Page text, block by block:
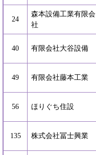
24
森本設備工業有限会
社
40 有限会社大谷設備
49 有限会社藤本工業
56 ほりぐち住設
135 株式会社冨士興業